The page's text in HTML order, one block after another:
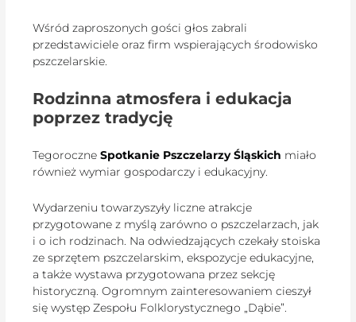
Wśród zaproszonych gości głos zabrali
przedstawiciele oraz firm wspierających środowisko
pszczelarskie.
Rodzinna atmosfera i edukacja
poprzez tradycję
TegoroczneSpotkanie Pszczelarzy Śląskich miało
również wymiar gospodarczy i edukacyjny.
Wydarzeniu towarzyszyły liczne atrakcje
przygotowane z myślą zarówno o pszczelarzach, jak
i o ich rodzinach. Na odwiedzających czekały stoiska
ze sprzętem pszczelarskim, ekspozycje edukacyjne,
a także wystawa przygotowana przez sekcję
historyczną. Ogromnym zainteresowaniem cieszył
się występ Zespołu Folklorystycznego „Dąbie”.